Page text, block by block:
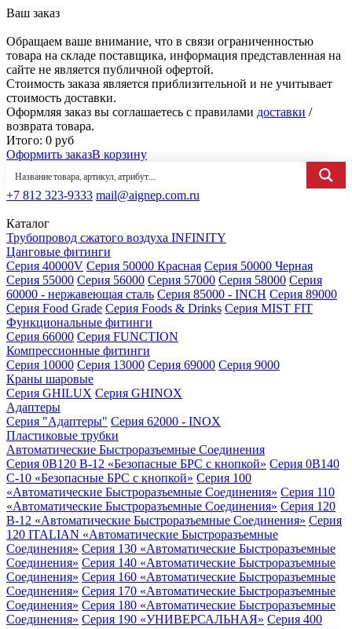
Ваш заказ
Обращаем ваше внимание, что в связи ограниченностью
товара на складе поставщика, информация представленная на
сайте не является публичной офертой.
Стоимость заказа является приблизительной и не учитывает
стоимость доставки.
Оформляя заказ вы соглашаетесь с правилами доставки /
возврата товара.
Итого: 0 руб
Оформить заказВ корзину
+7 812 323-9333 mail@aignep.com.ru
Каталог
Трубопровод сжатого воздуха INFINITY
Цанговые фитинги
Серия 40000V Серия 50000 Красная Серия 50000 Черная
Серия 55000 Серия 56000 Серия 57000 Серия 58000 Серия
60000 - нержавеющая сталь Серия 85000 - INCH Серия 89000
Серия Food Grade Серия Foods & Drinks Серия MIST FIT
Функциональные фитинги
Серия 66000 Серия FUNCTION
Компрессионные фитинги
Серия 10000 Серия 13000 Серия 69000 Серия 9000
Краны шаровые
Серия GHILUX Серия GHINOX
Адаптеры
Серия "Адаптеры" Серия 62000 - INOX
Пластиковые трубки
Автоматические Быстроразъемные Соединения
Серия 0B120 B-12 «Безопасные БРС с кнопкой» Серия 0B140
C-10 «Безопасные БРС с кнопкой» Серия 100
«Автоматические Быстроразъемные Соединения» Серия 110
«Автоматические Быстроразъемные Соединения» Серия 120
B-12 «Автоматические Быстроразъемные Соединения» Серия
120 ITALIAN «Автоматические Быстроразъемные
Соединения» Серия 130 «Автоматические Быстроразъемные
Соединения» Серия 140 «Автоматические Быстроразъемные
Соединения» Серия 160 «Автоматические Быстроразъемные
Соединения» Серия 170 «Автоматические Быстроразъемные
Соединения» Серия 180 «Автоматические Быстроразъемные
Соединения» Серия 190 «УНИВЕРСАЛЬНАЯ» Серия 400